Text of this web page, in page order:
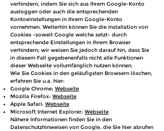
verhindern, indem Sie sich aus Ihrem Google-Konto
ausloggen oder auch die entsprechenden
Kontoeinstellungen in Ihrem Google-Konto
vornehmen. Weiterhin können Sie die Installation von
Cookies -soweit Google welche setzt- durch
entsprechende Einstellungen in Ihrem Browser
verhindern; wir weisen Sie jedoch darauf hin, dass Sie
in diesem Fall gegebenenfalls nicht alle Funktionen
dieser Webseite vollumfänglich nutzen können.
Wie Sie Cookies in den geläufigsten Browsern löschen,
erfahren Sie u.a. hier:
Google Chrome: Webseite
Mozilla Firefox: Webseite
Apple Safari: Webseite
Microsoft Internet Explorer: Webseite
Nähere Informationen finden Sie in den
Datenschutzhinweisen von Google, die Sie hier abrufen